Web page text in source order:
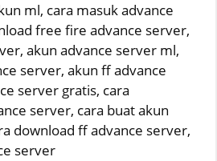
ml, cara masuk advance
free fire advance server,
akun advance server ml,
server, akun ff advance
server gratis, cara
server, cara buat akun
download ff advance server,
server